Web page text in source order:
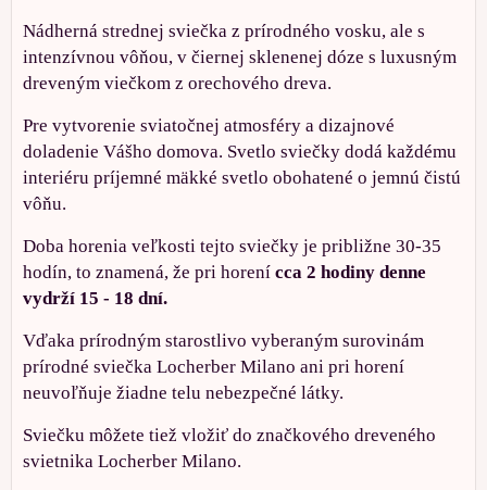
Nádherná strednej sviečka z prírodného vosku, ale s
intenzívnou vôňou, v čiernej sklenenej dóze s luxusným
dreveným viečkom z orechového dreva.
Pre vytvorenie sviatočnej atmosféry a dizajnové
doladenie Vášho domova. Svetlo sviečky dodá každému
interiéru príjemné mäkké svetlo obohatené o jemnú čistú
vôňu.
Doba horenia veľkosti tejto sviečky je približne 30-35
hodín, to znamená, že pri horení cca 2 hodiny denne
vydrží 15 - 18 dní.
Vďaka prírodným starostlivo vyberaným surovinám
prírodné sviečka Locherber Milano ani pri horení
neuvoľňuje žiadne telu nebezpečné látky.
Sviečku môžete tiež vložiť do značkového dreveného
svietnika Locherber Milano.